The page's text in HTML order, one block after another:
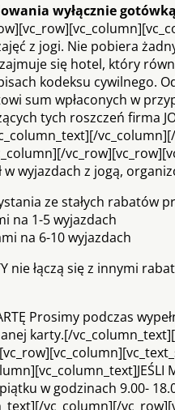
wyłącznie
z jogi. Nie pobiera
się hotel, który
kodeksu cywilnego.
sum wpłaconych w
tych roszczeń firma
w wyjazdach z jogą,
ze stałych rabatów
na 1-5 wyjazdach
na 6-10 wyjazdach
nie łączą się z innymi
Prosimy podczas
karty.[/
w godzinach 9.00-
vc_column][/